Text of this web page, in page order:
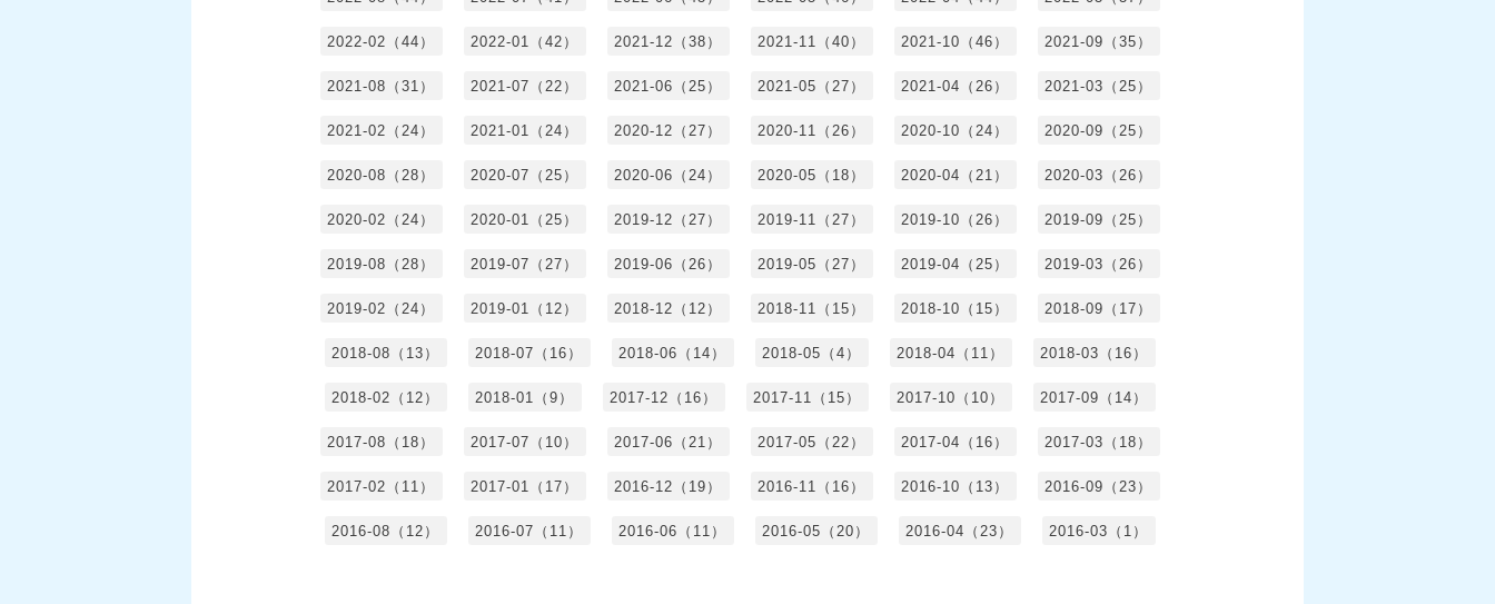
2022-02（44） 2022-01（42） 2021-12（38） 2021-11（40） 2021-10（46） 2021-09（35）
2021-08（31） 2021-07（22） 2021-06（25） 2021-05（27） 2021-04（26） 2021-03（25）
2021-02（24） 2021-01（24） 2020-12（27） 2020-11（26） 2020-10（24） 2020-09（25）
2020-08（28） 2020-07（25） 2020-06（24） 2020-05（18） 2020-04（21） 2020-03（26）
2020-02（24） 2020-01（25） 2019-12（27） 2019-11（27） 2019-10（26） 2019-09（25）
2019-08（28） 2019-07（27） 2019-06（26） 2019-05（27） 2019-04（25） 2019-03（26）
2019-02（24） 2019-01（12） 2018-12（12） 2018-11（15） 2018-10（15） 2018-09（17）
2018-08（13） 2018-07（16） 2018-06（14） 2018-05（4） 2018-04（11） 2018-03（16）
2018-02（12） 2018-01（9） 2017-12（16） 2017-11（15） 2017-10（10） 2017-09（14）
2017-08（18） 2017-07（10） 2017-06（21） 2017-05（22） 2017-04（16） 2017-03（18）
2017-02（11） 2017-01（17） 2016-12（19） 2016-11（16） 2016-10（13） 2016-09（23）
2016-08（12） 2016-07（11） 2016-06（11） 2016-05（20） 2016-04（23） 2016-03（1）